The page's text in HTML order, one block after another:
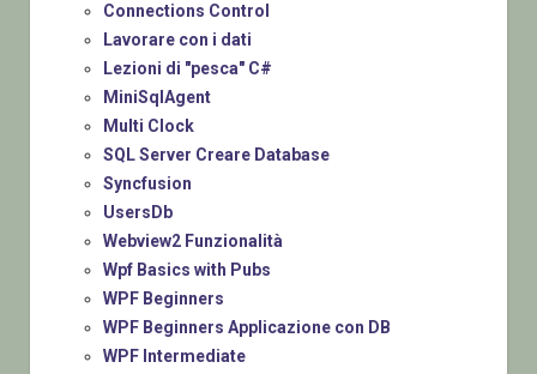
Connections Control
Lavorare con i dati
Lezioni di "pesca" C#
MiniSqlAgent
Multi Clock
SQL Server Creare Database
Syncfusion
UsersDb
Webview2 Funzionalità
Wpf Basics with Pubs
WPF Beginners
WPF Beginners Applicazione con DB
WPF Intermediate